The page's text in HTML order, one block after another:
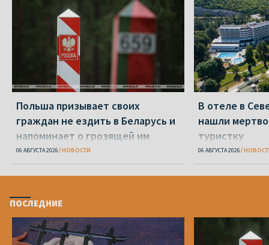
Польша призывает своих
граждан не ездить в Беларусь и
напоминает о грозящей им
опасности
06 АВГУСТА 2026 НОВОСТИ
В отеле в
нашли
туристку
06 АВГУСТА 2026
ПОСЛЕДНИЕ